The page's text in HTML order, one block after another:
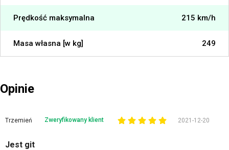
Prędkość maksymalna 215 km/h
Masa własna [w kg] 249
Opinie
Trzemień Zweryfikowany klient 2021-12-20
Jest git